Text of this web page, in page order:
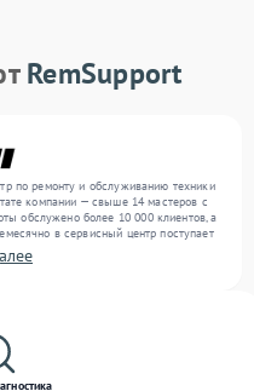
RemSupport
по ремонту и обслуживанию техники
компании — свыше 14 мастеров с
обслужено более 10 000 клиентов, а
в сервисный центр поступает
различного уровня сложности и
благодаря опыту команды.